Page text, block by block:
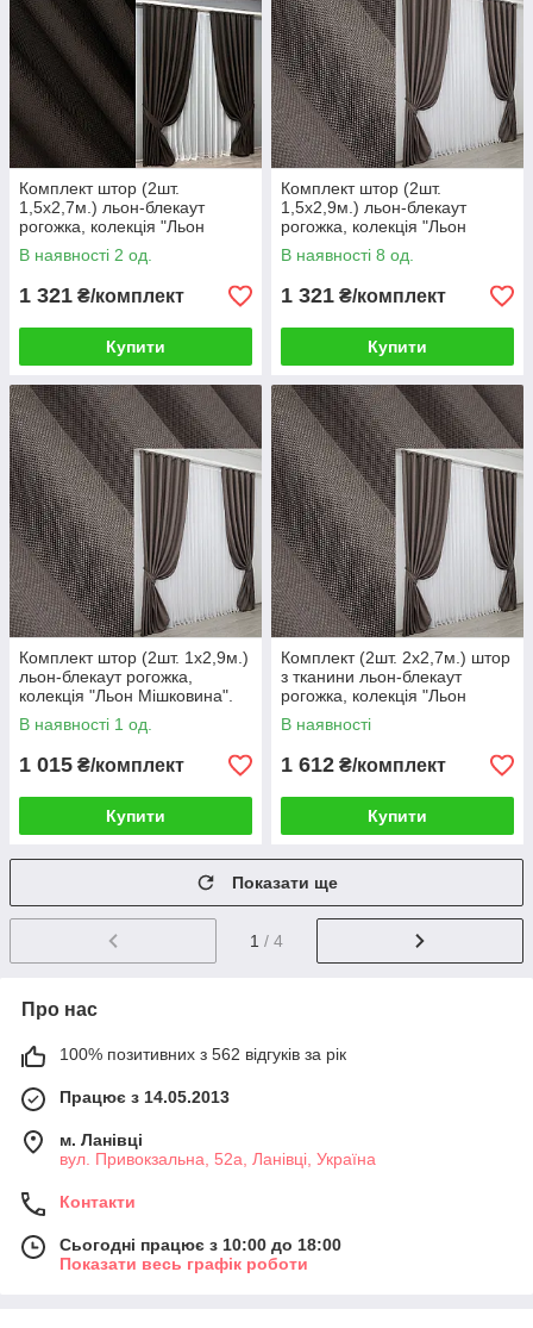
Комплект штор (2шт.
1,5х2,7м.) льон-блекаут
рогожка, колекція "Льон
Мішковина". Колір венге. Код
1180ш 30-037
В наявності 2 од.
1 321 ₴/комплект
Купити
Комплект штор (2шт.
1,5х2,9м.) льон-блекаут
рогожка, колекція "Льон
Мішковина". Колір сіро-
коричневий. Код 1160ш 33-
В наявності 8 од.
1 321 ₴/комплект
Купити
Комплект штор (2шт. 1х2,9м.)
льон-блекаут рогожка,
колекція "Льон Мішковина".
Колір сіро-коричневий. Код
1160ш 31-0069
В наявності 1 од.
1 015 ₴/комплект
Купити
Комплект (2шт. 2х2,7м.) штор
з тканини льон-блекаут
рогожка, колекція "Льон
Мішковина". Колір сіро-
коричневий. Код 1160ш 32-
В наявності
1 612 ₴/комплект
Купити
Показати ще
1 / 4
Про нас
100% позитивних з 562 відгуків за рік
Працює з 14.05.2013
м. Ланівці
вул. Привокзальна, 52а, Ланівці, Україна
Контакти
Сьогодні працює з 10:00 до 18:00
Показати весь графік роботи